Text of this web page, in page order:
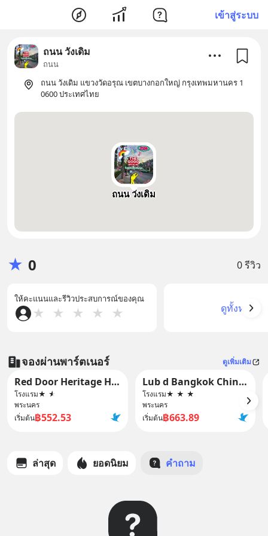
เข้าสู่ระบบ
ถนน วังเดิม
ถนน
ถนน วังเดิม แขวงวัดอรุณ เขตบางกอกใหญ่ กรุงเทพมหานคร 1
0600 ประเทศไทย
ถนน วังเดิม
★ 0 0 รีวิว
ให้คะแนนและรีวิวประสบการณ์ของคุณ
★ ★ ★ ★ ★ ดูทั้งหมด
จองผ่านพาร์ตเนอร์ ดูเพิ่มเติม
Red Door Heritage Hotel
โรงแรม★ ★
พระนคร
เริ่มต้น฿552.53
Lub d Bangkok Chinatown
โรงแรม★ ★ ★
พระนคร
เริ่มต้น฿663.89
ล่าสุด ยอดนิยม คำถาม